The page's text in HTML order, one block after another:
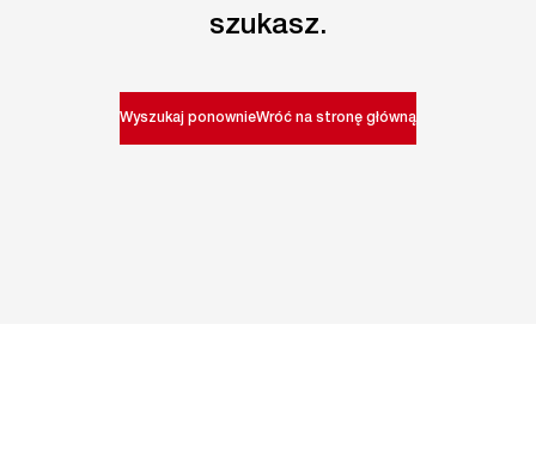
szukasz.
Wyszukaj ponownieWróć na stronę główną